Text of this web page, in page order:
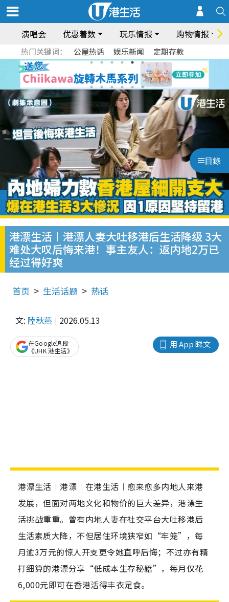
演唱会 优惠着数 玩乐情报 购物情报
热门关键词： 公屋热话 娱乐新闻 定期存款
目錄
港漂生活︱港漂人妻大吐移港后生活降级 3大
难处大叹后悔来港！事主友人：返内地2万已
经过得好爽
首页 生活话题 热话
文: 陸秋燕 2026.05.13
用 App 睇文
在Google追蹤
《UHK 港生活》
港漂生活︱港漂︱在港生活︱愈来愈多内地人来港
发展，但面对两地文化和物价的巨大差异，港漂生
活挑战重重。曾有内地人妻在社交平台大吐移港后
生活素质大降，不但居住环境狭窄如“牢笼”，每
月逾3万元的惊人开支更令她直呼后悔；不过亦有精
打细算的港漂分享“低成本生存秘籍”，每月仅花
6,000元即可在香港活得丰衣足食。